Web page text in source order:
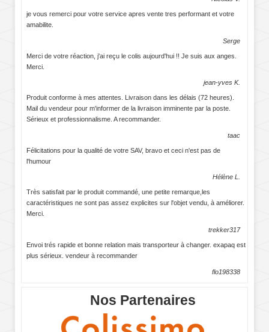
je vous remerci pour votre service apres vente tres performant et votre
amabilite.
Serge
Merci de votre réaction, j'ai reçu le colis aujourd'hui !! Je suis aux anges.
Merci.
jean-yves K.
Produit conforme à mes attentes. Livraison dans les délais (72 heures).
Mail du vendeur pour m'informer de la livraison imminente par la poste.
Sérieux et professionnalisme. A recommander.
taac
Félicitations pour la qualité de votre SAV, bravo et ceci n'est pas de
l'humour
Hélène L.
Très satisfait par le produit commandé, une petite remarque,les
caractéristiques ne sont pas assez explicites sur l'objet vendu, à améliorer.
Merci.
trekker317
Envoi trés rapide et bonne relation mais transporteur à changer. exapaq est
plus sérieux. vendeur à recommander
flo198338
Nos Partenaires